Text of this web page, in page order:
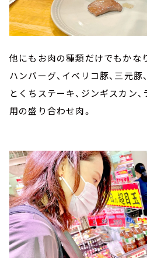
他にもお肉の種類だけでもかな
ハンバーグ、イベリコ豚、三元豚
とくちステーキ、ジンギスカン、
用の盛り合わせ肉。